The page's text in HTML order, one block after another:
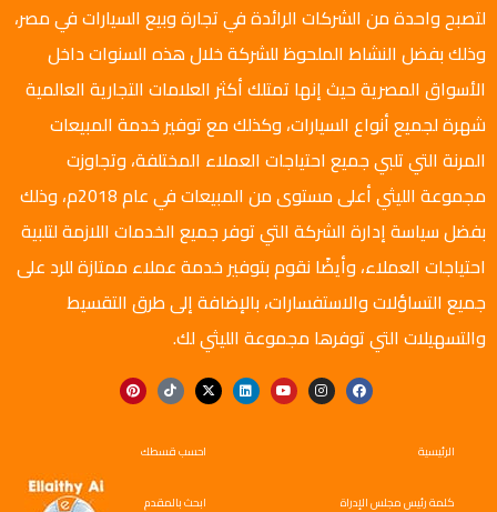
لتصبح واحدة من الشركات الرائدة في تجارة وبيع السيارات في مصر،
وذلك بفضل النشاط الملحوظ للشركة خلال هذه السنوات داخل
الأسواق المصرية حيث إنها تمتلك أكثر العلامات التجارية العالمية
شهرة لجميع أنواع السيارات، وكذلك مع توفير خدمة المبيعات
المرنة التي تلبي جميع احتياجات العملاء المختلفة، وتجاوزت
مجموعة الليثي أعلى مستوى من المبيعات في عام 2018م، وذلك
بفضل سياسة إدارة الشركة التي توفر جميع الخدمات اللازمة لتلبية
احتياجات العملاء، وأيضًا نقوم بتوفير خدمة عملاء ممتازة للرد على
جميع التساؤلات والاستفسارات، بالإضافة إلى طرق التقسيط
والتسهيلات التي توفرها مجموعة الليثي لك.
الرئيسية
كلمة رئيس مجلس الإدراة
احسب قسطك
ابحث بالمقدم